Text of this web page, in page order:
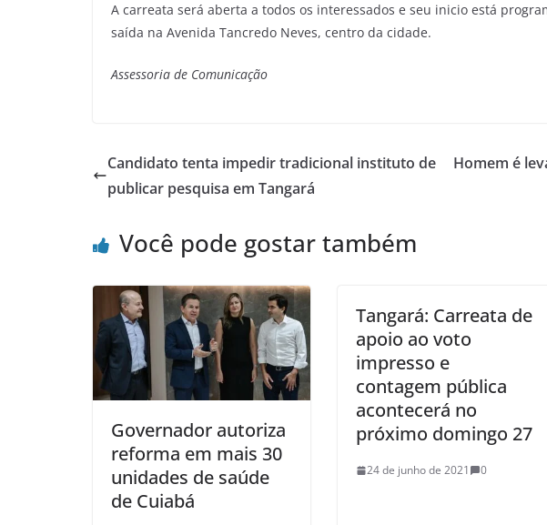
A carreata será aberta a todos os interessados e seu inicio está
saída na Avenida Tancredo Neves, centro da cidade.
Assessoria de Comunicação
Candidato tenta impedir tradicional instituto de
publicar pesquisa em Tangará
Homem é
Você pode gostar também
Governador autoriza
reforma em mais 30
unidades de saúde
de Cuiabá
Tangará: Carreata de
apoio ao voto
impresso e
contagem pública
acontecerá no
próximo domingo 27
24 de junho de 2021 0